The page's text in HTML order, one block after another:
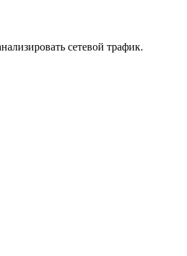
сетевой трафик.